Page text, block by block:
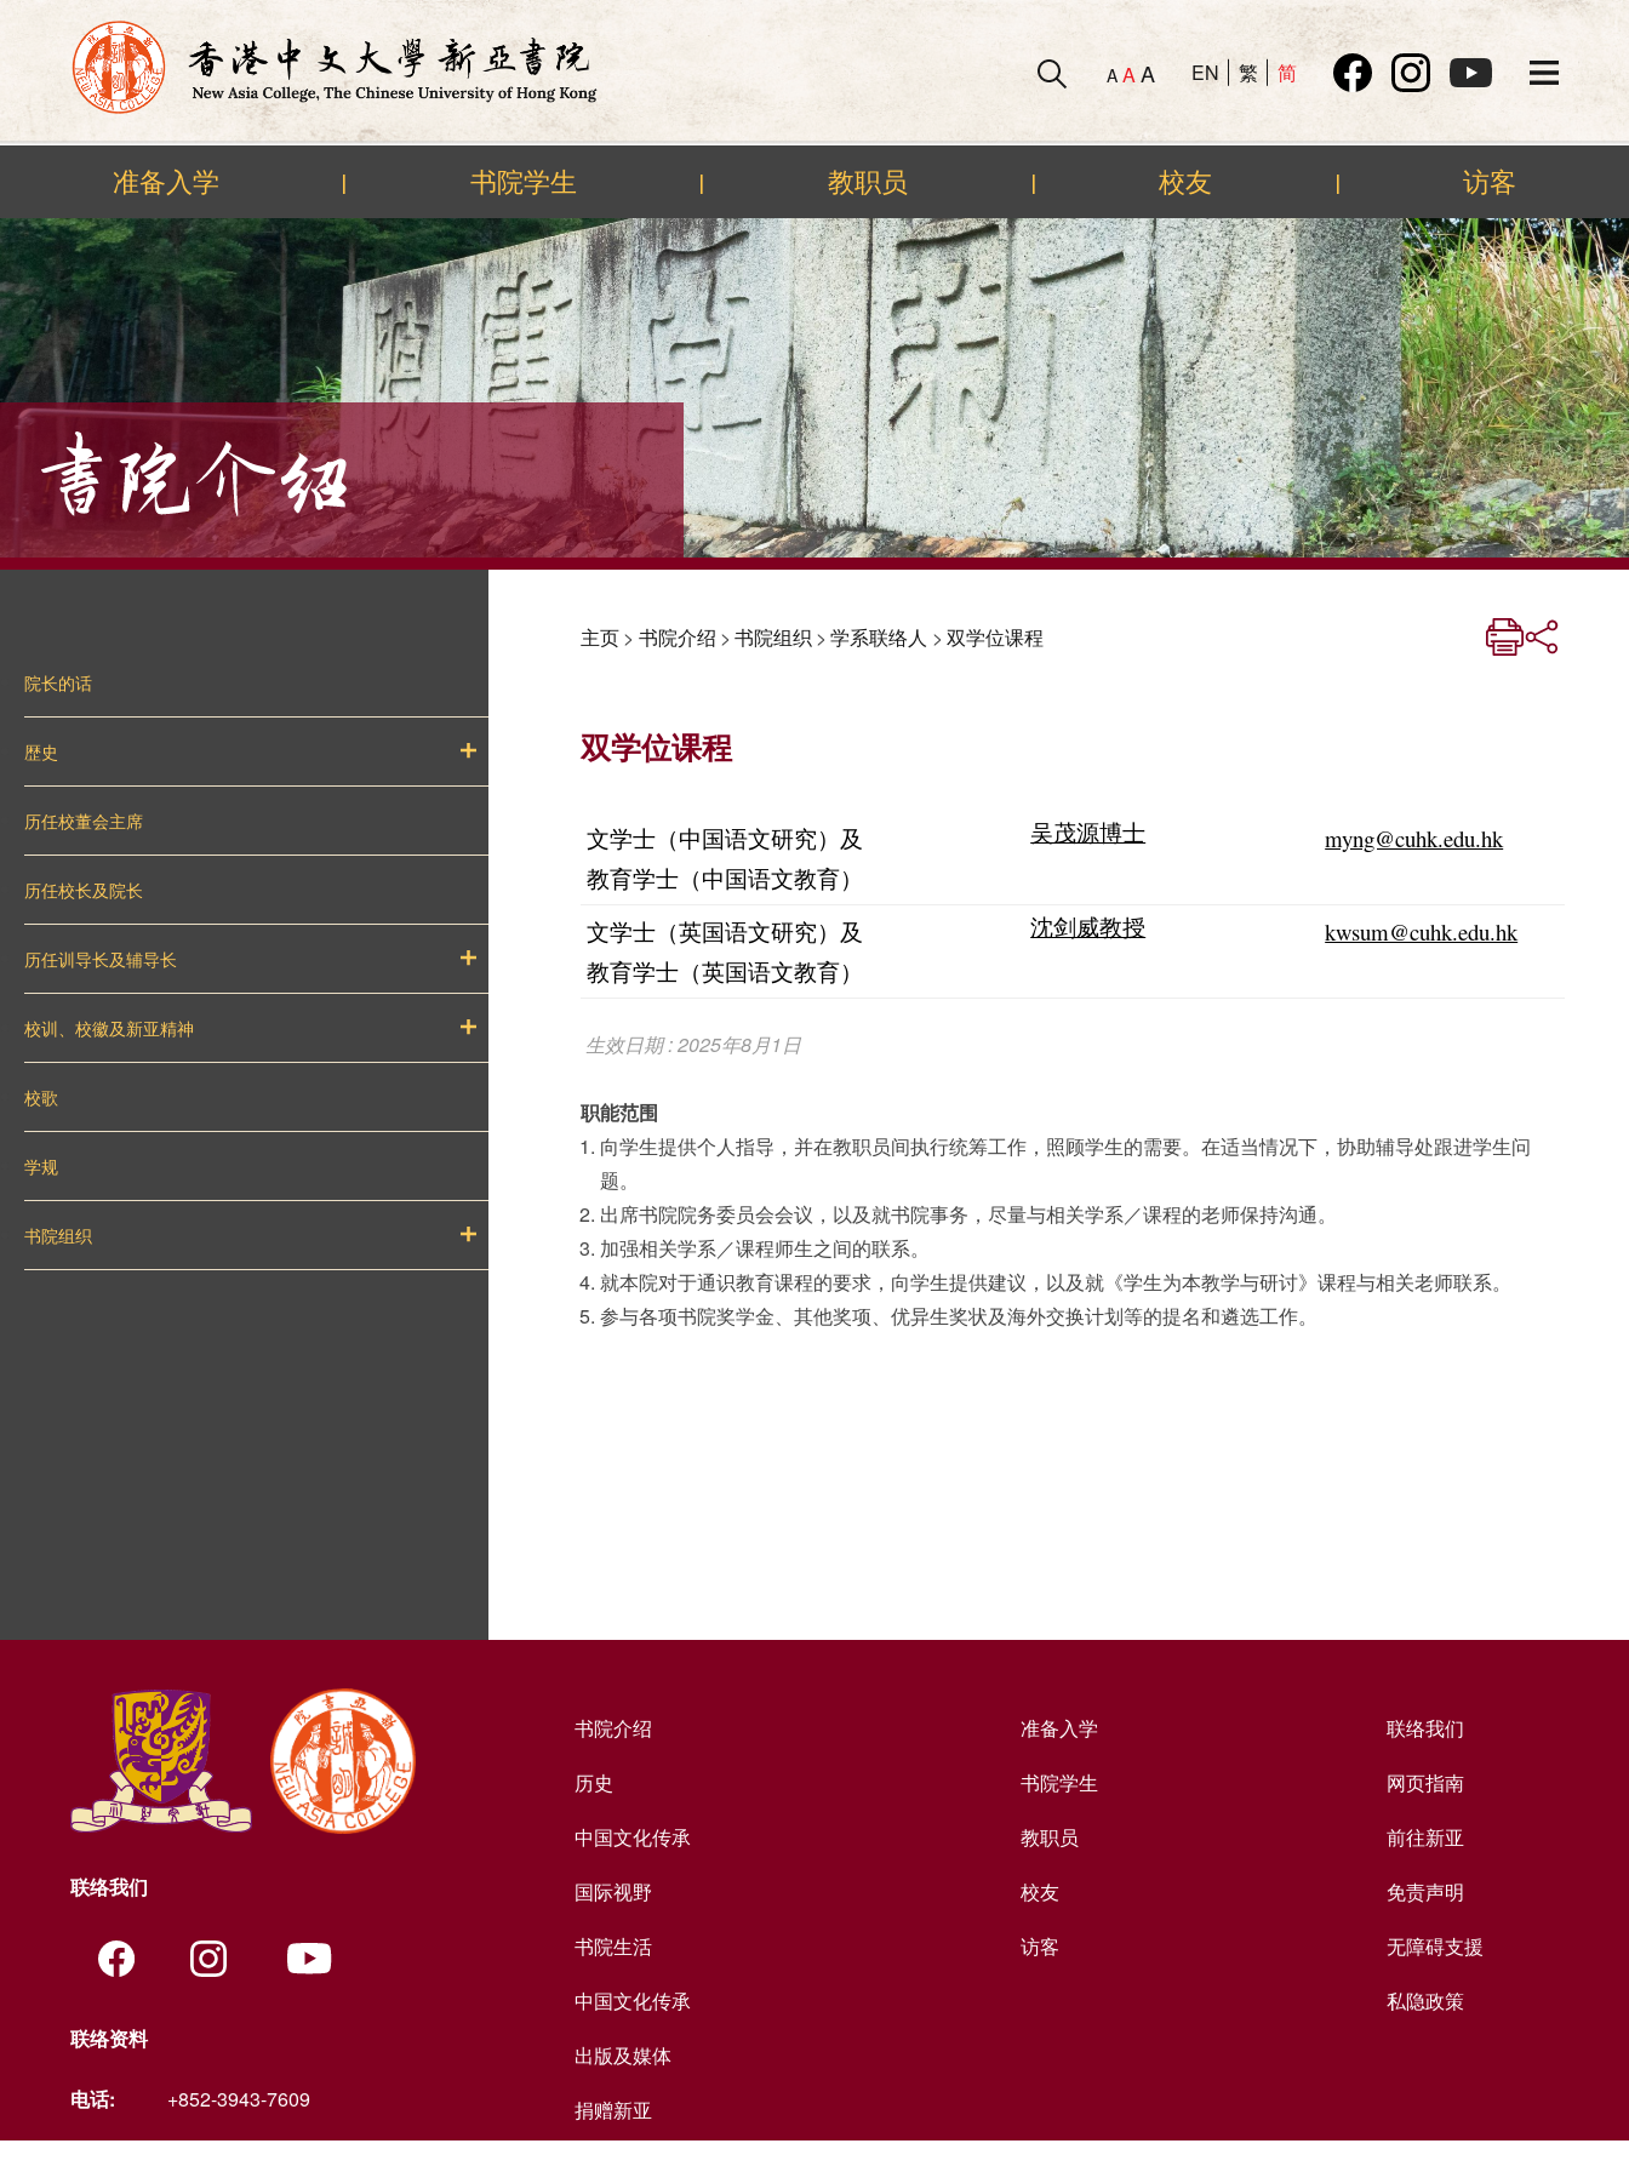
Skip
to
content
A AA EN 繁 简
准备入学 | 书院学生 | 教职员 | 校友 | 访客
院长的话
歴史
历任校董会主席
历任校长及院长
历任训导长及辅导长
校训、校徽及新亚精神
校歌
学规
书院组织
主页> 书院介绍 > 书院组织 > 学系联络人 > 双学位课程
双学位课程
文学士（中国语文研究）及
教育学士（中国语文教育）
吴茂源博士 myng@cuhk.edu.hk
文学士（英国语文研究）及
教育学士（英国语文教育）
沈剑威教授 kwsum@cuhk.edu.hk
生效日期 : 2025年8月1日
职能范围
向学生提供个人指导，并在教职员间执行统筹工作，照顾学生的需要。在适当情况下，协助辅导处跟进学生问
题。
出席书院院务委员会会议，以及就书院事务，尽量与相关学系／课程的老师保持沟通。
加强相关学系／课程师生之间的联系。
就本院对于通识教育课程的要求，向学生提供建议，以及就《学生为本教学与研讨》课程与相关老师联系。
参与各项书院奖学金、其他奖项、优异生奖状及海外交换计划等的提名和遴选工作。
联络我们
联络资料
电话:
+852-3943-7609
书院介绍
历史
中国文化传承
国际视野
书院生活
中国文化传承
出版及媒体
捐赠新亚
准备入学
书院学生
教职员
校友
访客
联络我们
网页指南
前往新亚
免责声明
无障碍支援
私隐政策